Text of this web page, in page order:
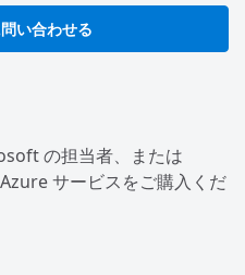
い合わせる
の担当者、または
サービスをご購入くだ